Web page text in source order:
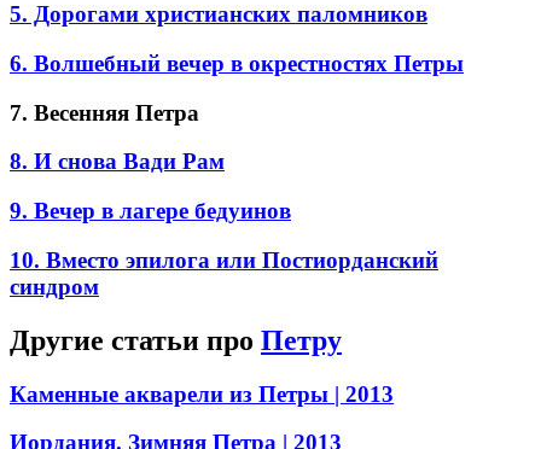
5. Дорогами христианских паломников
6. Волшебный вечер в окрестностях Петры
7. Весенняя Петра
8. И снова Вади Рам
9. Вечер в лагере бедуинов
10. Вместо эпилога или Постиорданский
синдром
Другие статьи про Петру
Каменные акварели из Петры | 2013
Иордания. Зимняя Петра | 2013